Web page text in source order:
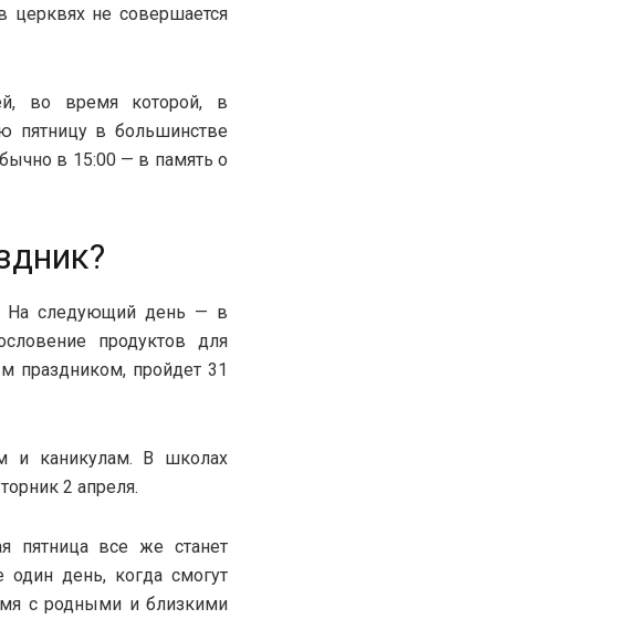
церквях не совершается
во время которой, в
пятницу в большинстве
в 15:00 — в память о
На следующий день — в
продуктов для
праздником, пройдет 31
и каникулам. В школах
2 апреля.
пятница все же станет
день, когда смогут
с родными и близкими